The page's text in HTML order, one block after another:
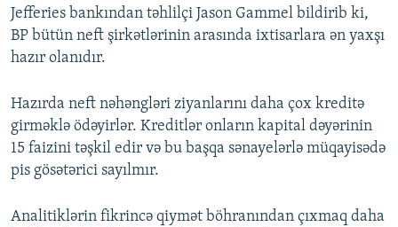
Jefferies bankından təhlilçi Jason Gammel bildirib ki,
BP bütün neft şirkətlərinin arasında ixtisarlara ən yaxşı
hazır olanıdır.
Hazırda neft nəhəngləri ziyanlarını daha çox kreditə
girməklə ödəyirlər. Kreditlər onların kapital dəyərinin
15 faizini təşkil edir və bu başqa sənayelərlə müqayisədə
pis gösətərici sayılmır.
Analitiklərin fikrincə qiymət böhranından çıxmaq daha